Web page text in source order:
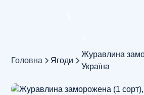
Головна Ягоди
Журавлина
Україна